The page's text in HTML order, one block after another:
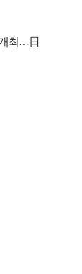
개최…日